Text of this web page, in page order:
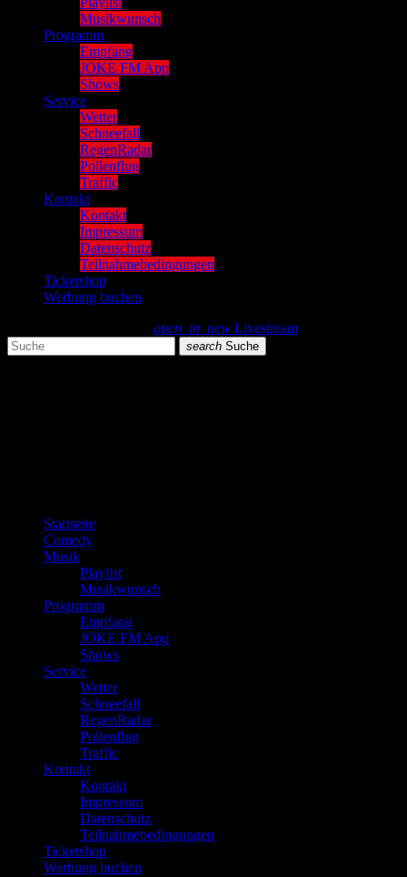
Musikwunsch
Programm
Empfang
JOKE FM App
Shows
Service
Wetter
Schneefall
RegenRadar
Pollenflug
Traffic
Kontakt
Kontakt
Impressum
Datenschutz
Teilnahmebedingungen
Ticketshop
Werbung buchen
open_in_new Livestream
search Suche
Startseite
Comedy
Musik
Playlist
Musikwunsch
Programm
Empfang
JOKE FM App
Shows
Service
Wetter
Schneefall
RegenRadar
Pollenflug
Traffic
Kontakt
Kontakt
Impressum
Datenschutz
Teilnahmebedingungen
Ticketshop
Werbung buchen